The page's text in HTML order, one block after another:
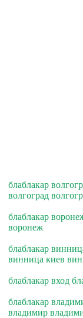
блаблакар
волгоград
блаблакар
воронеж
блаблакар
винница киев
блаблакар вход
блаблакар
владимир